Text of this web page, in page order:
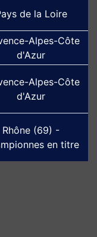
de la Loire
Alpes-Côte
d'Azur
Alpes-Côte
d'Azur
Rhône (69) -
en titre